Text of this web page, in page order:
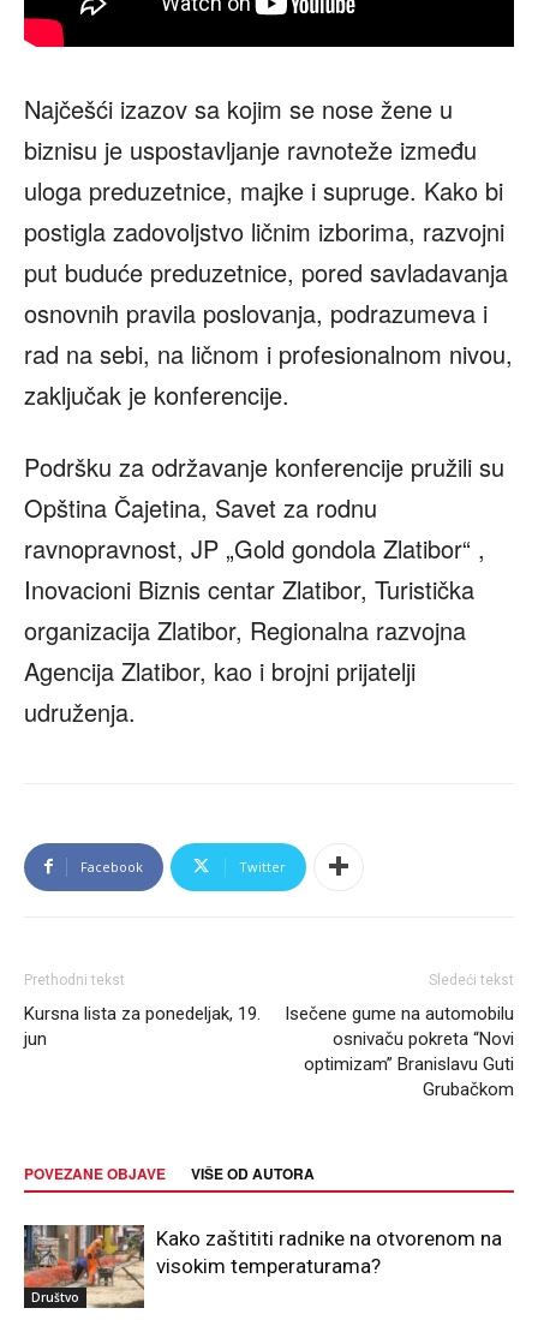
Najčešći izazov sa kojim se nose žene u
biznisu je uspostavljanje ravnoteže između
uloga preduzetnice, majke i supruge. Kako bi
postigla zadovoljstvo ličnim izborima, razvojni
put buduće preduzetnice, pored savladavanja
osnovnih pravila poslovanja, podrazumeva i
rad na sebi, na ličnom i profesionalnom nivou,
zaključak je konferencije.
Podršku za održavanje konferencije pružili su
Opština Čajetina, Savet za rodnu
ravnopravnost, JP „Gold gondola Zlatibor“ ,
Inovacioni Biznis centar Zlatibor, Turistička
organizacija Zlatibor, Regionalna razvojna
Agencija Zlatibor, kao i brojni prijatelji
udruženja.
Facebook Twitter
Prethodni tekst
Kursna lista za ponedeljak, 19.
jun
Sledeći tekst
Isečene gume na automobilu
osnivaču pokreta “Novi
optimizam” Branislavu Guti
Grubačkom
POVEZANE OBJAVE VIŠE OD AUTORA
Društvo
Kako zaštititi radnike na otvorenom na
visokim temperaturama?